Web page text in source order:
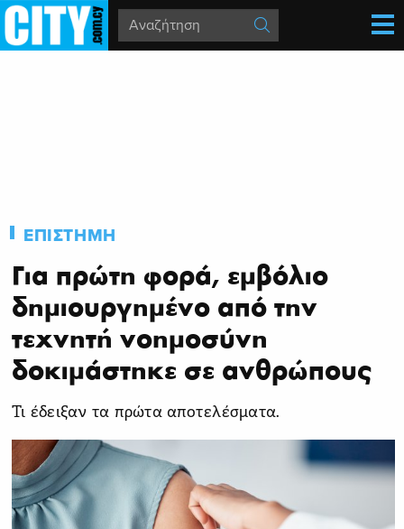
ΕΠΙΣΤΗΜΗ
Για πρώτη φορά, εμβόλιο
δημιουργημένο από την
τεχνητή νοημοσύνη
δοκιμάστηκε σε ανθρώπους
Τι έδειξαν τα πρώτα αποτελέσματα.